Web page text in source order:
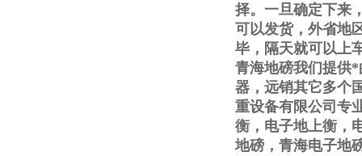
择。一旦确定下来
可以发货，外省地
毕，隔天就可以上
青海地磅我们提供
器，远销其它多个
重设备有限公司专
衡，电子地上衡，
地磅，青海电子地